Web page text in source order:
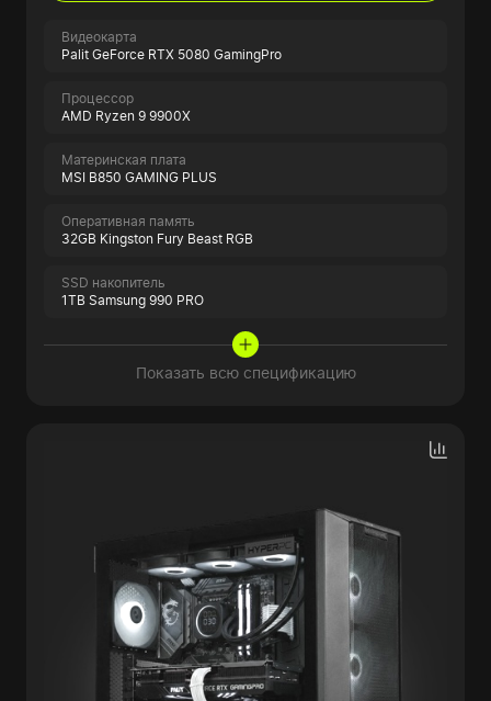
Видеокарта
Palit GeForce RTX 5080 GamingPro
Процессор
AMD Ryzen 9 9900X
Материнская плата
MSI B850 GAMING PLUS
Оперативная память
32GB Kingston Fury Beast RGB
SSD накопитель
1TB Samsung 990 PRO
Показать всю спецификацию